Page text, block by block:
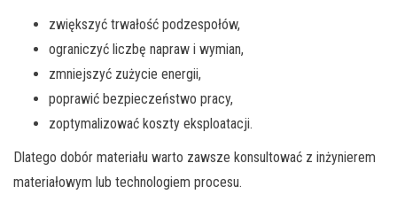
zwiększyć trwałość podzespołów,
ograniczyć liczbę napraw i wymian,
zmniejszyć zużycie energii,
poprawić bezpieczeństwo pracy,
zoptymalizować koszty eksploatacji.
Dlatego dobór materiału warto zawsze konsultować z inżynierem
materiałowym lub technologiem procesu.